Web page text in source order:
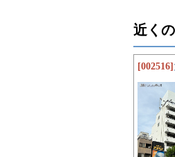
近く
[002516]